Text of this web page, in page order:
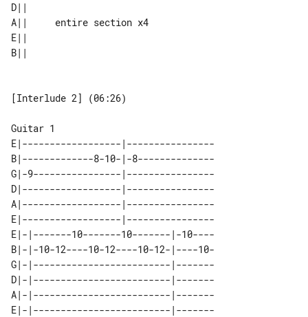
D||
A||     entire section x4
E||
[Interlude 2] (06:26)
E|------------------|----------------
B|-------------8-10-|-8--------------
G|-9----------------|----------------
D|------------------|----------------
A|------------------|----------------
E|------------------|----------------
E|-|-------10-------10-------|-10----
B|-|-10-12----10-12----10-12-|----10-
G|-|-------------------------|-------
D|-|-------------------------|-------
A|-|-------------------------|-------
E|-|-------------------------|-------